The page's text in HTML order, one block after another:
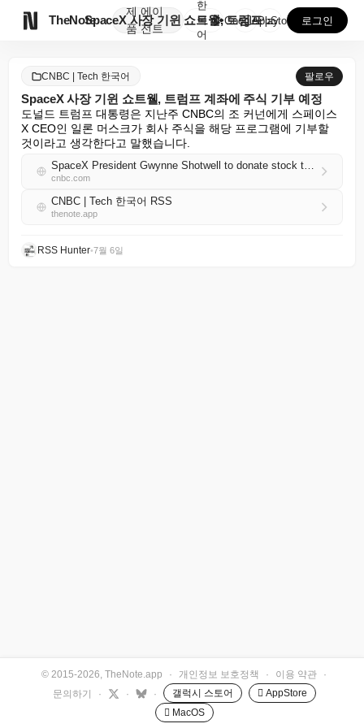
TheNote
제
품
에이
전트
SpaceX 사장 기윈 쇼트웰, 트럼프 계좌에 주식 기...
한
국
어
GooglePlay
AppStore 로그인
CNBC | Tech 한국어 팔로우
SpaceX 사장 기윈 쇼트웰, 트럼프 계좌에 주식 기부 예정
도널드 트럼프 대통령은 지난주 CNBC의 조 커넌에게 스페이스
X CEO인 일론 머스크가 회사 주식을 해당 프로그램에 기부할
것이라고 생각한다고 말했습니다.
SpaceX President Gwynne Shotwell to donate stock to Trump Accounts
cnbc.com
CNBC | Tech 한국어 RSS
thenote.app
RSS Hunter•7월 6일
© 2015-2026, TheNote.app · 개인정보 보호정책 · 이용 약관
·
문의하기
· · · 갤럭시 스토어
 AppStore
 MacOS